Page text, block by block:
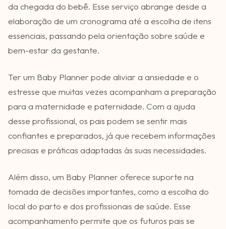
da chegada do bebê. Esse serviço abrange desde a
elaboração de um cronograma até a escolha de itens
essenciais, passando pela orientação sobre saúde e
bem-estar da gestante.
Ter um Baby Planner pode aliviar a ansiedade e o
estresse que muitas vezes acompanham a preparação
para a maternidade e paternidade. Com a ajuda
desse profissional, os pais podem se sentir mais
confiantes e preparados, já que recebem informações
precisas e práticas adaptadas às suas necessidades.
Além disso, um Baby Planner oferece suporte na
tomada de decisões importantes, como a escolha do
local do parto e dos profissionais de saúde. Esse
acompanhamento permite que os futuros pais se